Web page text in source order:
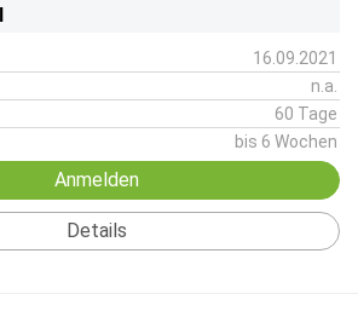
16.09.2021
n.a.
60 Tage
bis 6 Wochen
Anmelden
Details